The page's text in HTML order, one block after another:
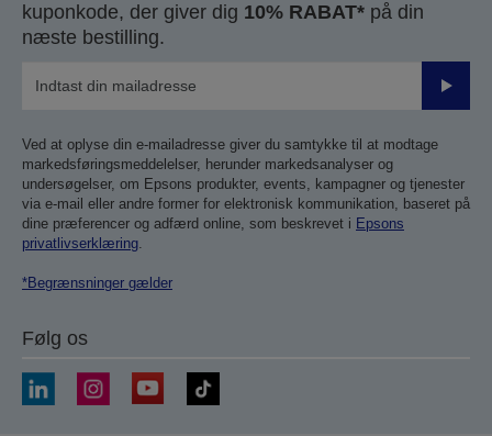
kuponkode, der giver dig 10% RABAT* på din
næste bestilling.
Send
Ved at oplyse din e-mailadresse giver du samtykke til at modtage
markedsføringsmeddelelser, herunder markedsanalyser og
undersøgelser, om Epsons produkter, events, kampagner og tjenester
via e-mail eller andre former for elektronisk kommunikation, baseret på
dine præferencer og adfærd online, som beskrevet i Epsons
privatlivserklæring.
*Begrænsninger gælder
Følg os